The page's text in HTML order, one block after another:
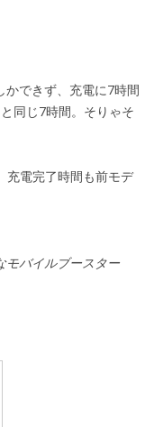
かできず、充電に7時間
同じ7時間。そりゃそ
充電完了時間も前モデ
モバイルブースター